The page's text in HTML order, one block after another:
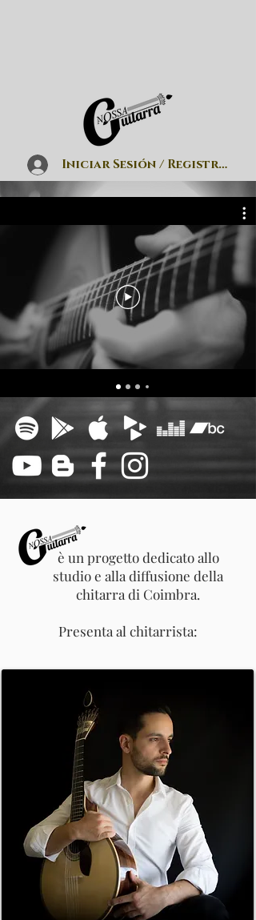
Iniciar Sesión / Registrarse
è un progetto dedicato allo
studio e alla diffusione della
chitarra di Coimbra.
Presenta al chitarrista: